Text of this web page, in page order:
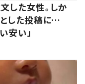
した女性。しか
した投稿に…
安い」